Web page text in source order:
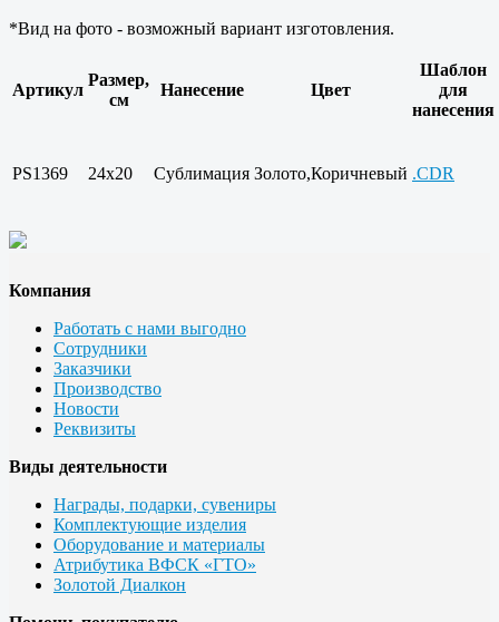
*Вид на фото - возможный вариант изготовления.
Артикул
Размер,
см
Нанесение Цвет
Шаблон
для
нанесения
PS1369 24x20 Сублимация Золото,Коричневый .CDR
Компания
Работать с нами выгодно
Сотрудники
Заказчики
Производство
Новости
Реквизиты
Виды деятельности
Награды, подарки, сувениры
Комплектующие изделия
Оборудование и материалы
Атрибутика ВФСК «ГТО»
Золотой Диалкон